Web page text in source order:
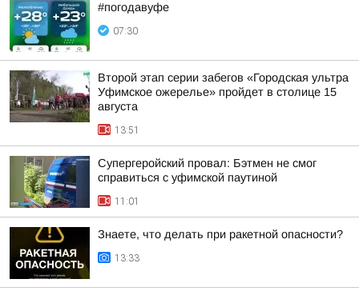
#погодавуфе
07:30
Второй этап серии забегов «Городская ультра
Уфимское ожерелье» пройдет в столице 15
августа
13:51
Супергеройский провал: Бэтмен не смог
справиться с уфимской паутиной
11:01
Знаете, что делать при ракетной опасности?
13:33